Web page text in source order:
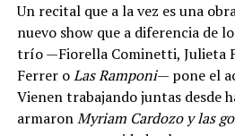
Un recital que a la vez es una
nuevo show que a diferencia de
trío —Fiorella Cominetti, Julieta
Ferrer oLas Ramponi— pone el
Vienen trabajando juntas desde
armaronMyriam Cardozo y las